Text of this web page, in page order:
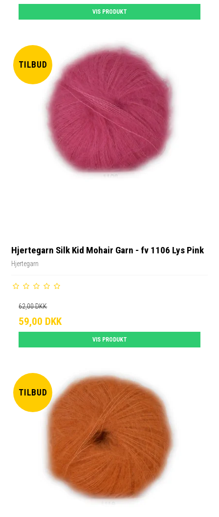
VIS PRODUKT
TILBUD
Hjertegarn Silk Kid Mohair Garn - fv 1106 Lys Pink
Hjertegarn
62,00 DKK
59,00 DKK
VIS PRODUKT
TILBUD